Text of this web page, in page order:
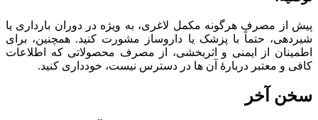
پیش از مصرف هرگونه مکمل لاغری، به ویژه در دوران بارداری یا
شیردهی، حتماً با پزشک یا داروساز مشورت کنید. همچنین، برای
اطمینان از ایمنی و اثربخشی، از مصرف محصولاتی که اطلاعات
کافی و معتبر دربارهٔ آن ها در دسترس نیست، خودداری کنید.
سخن آخر